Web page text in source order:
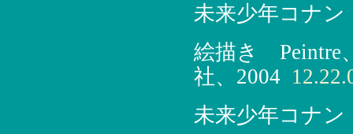
未来少年コナ
絵描き Peintre
社、2004
未来少年コナ